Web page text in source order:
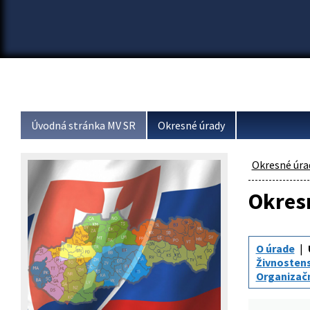
Úvodná stránka MV SR Okresné úrady
Okresné
O úrade